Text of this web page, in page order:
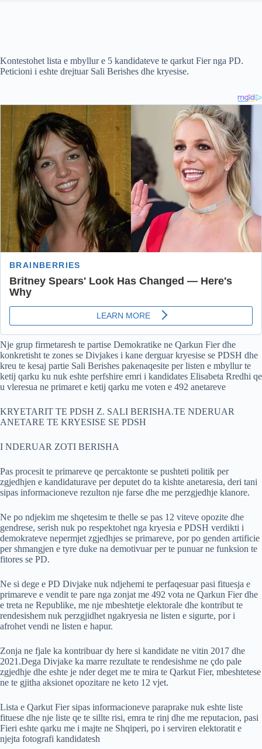
Kontestohet lista e mbyllur e 5 kandidateve te qarkut Fier nga PD.
Peticioni i eshte drejtuar Sali Berishes dhe kryesise.
Nje grup firmetaresh te partise Demokratike ne Qarkun Fier dhe
konkretisht te zones se Divjakes i kane derguar kryesise se PDSH dhe
kreu te kesaj partie Sali Berishes pakenaqesite per listen e mbyllur te
ketij qarku ku nuk eshte perfshire emri i kandidates Elisabeta Rredhi qe
u vleresua ne primaret e ketij qarku me voten e 492 anetareve
KRYETARIT TE PDSH Z. SALI BERISHA.TE NDERUAR
ANETARE TE KRYESISE SE PDSH
I NDERUAR ZOTI BERISHA
Pas procesit te primareve qe percaktonte se pushteti politik per
zgjedhjen e kandidaturave per deputet do ta kishte anetaresia, deri tani
sipas informacioneve rezulton nje farse dhe me perzgjedhje klanore.
Ne po ndjekim me shqetesim te thelle se pas 12 viteve opozite dhe
gendrese, serish nuk po respektohet nga kryesia e PDSH verdikti i
demokrateve nepermjet zgjedhjes se primareve, por po genden artificie
per shmangjen e tyre duke na demotivuar per te punuar ne funksion te
fitores se PD.
Ne si dege e PD Divjake nuk ndjehemi te perfaqesuar pasi fituesja e
primareve e vendit te pare nga zonjat me 492 vota ne Qarkun Fier dhe
e treta ne Republike, me nje mbeshtetje elektorale dhe kontribut te
rendesishem nuk perzgjidhet ngakryesia ne listen e sigurte, por i
afrohet vendi ne listen e hapur.
Zonja ne fjale ka kontribuar dy here si kandidate ne vitin 2017 dhe
2021.Dega Divjake ka marre rezultate te rendesishme ne çdo pale
zgjedhje dhe eshte je nder deget me te mira te Qarkut Fier, mbeshtetese
ne te gjitha aksionet opozitare ne keto 12 vjet.
Lista e Qarkut Fier sipas informacioneve paraprake nuk eshte liste
fituese dhe nje liste qe te sillte risi, emra te rinj dhe me reputacion, pasi
Fieri eshte qarku me i majte ne Shqiperi, po i serviren elektoratit e
njejta fotografi kandidatesh